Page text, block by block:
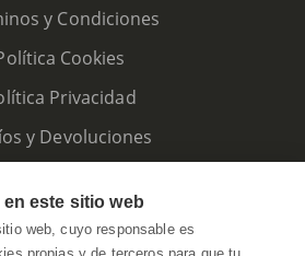
y Condiciones
Cookies
Privacidad
y Devoluciones
este sitio web
web, cuyo responsable es